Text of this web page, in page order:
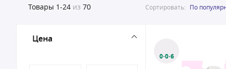
Товары 1-24 из 70 Сортировать: По
Цена
0·0·6